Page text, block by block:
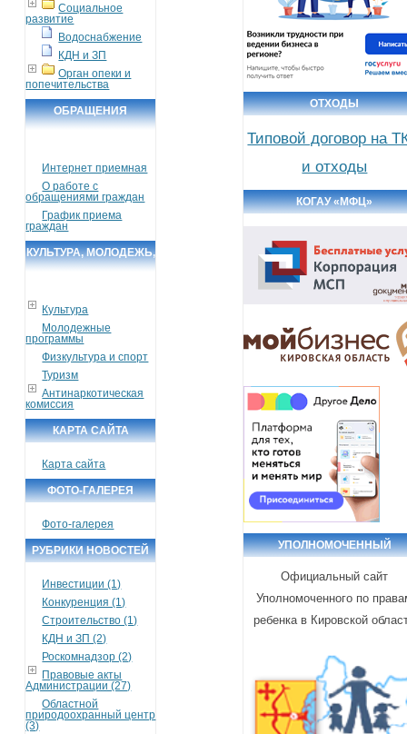
Социальное
развитие
Водоснабжение
КДН и ЗП
Орган опеки и
попечительства
ОБРАЩЕНИЯ
Интернет приемная
О работе с
обращениями граждан
График приема
граждан
КУЛЬТУРА, МОЛОДЕЖЬ,
Культура
Молодежные
программы
Физкультура и спорт
Туризм
Антинаркотическая
комиссия
КАРТА САЙТА
Карта сайта
ФОТО-ГАЛЕРЕЯ
Фото-галерея
РУБРИКИ НОВОСТЕЙ
Инвестиции (1)
Конкуренция (1)
Строительство (1)
КДН и ЗП (2)
Роскомнадзор (2)
Правовые акты
Администрации (27)
Областной
природоохранный центр
(3)
ОТХОДЫ
Типовой договор на
и отходы
КОГАУ «МФЦ»
УПОЛНОМОЧЕННЫЙ
Официальный сайт
Уполномоченного по
ребенка в Кировской